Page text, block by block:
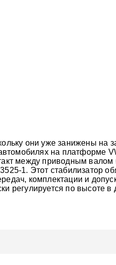
они уже занижены на
на платформе
между приводным валом
1. Этот стабилизатор
комплектации и
регулируется по высоте в